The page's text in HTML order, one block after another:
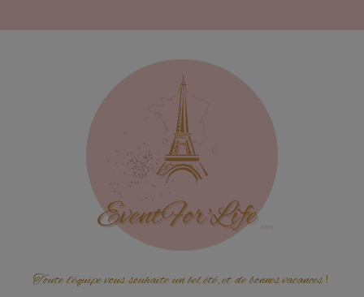
Toute l'équipe vous souhaite un bel été, et de bonnes vacances !